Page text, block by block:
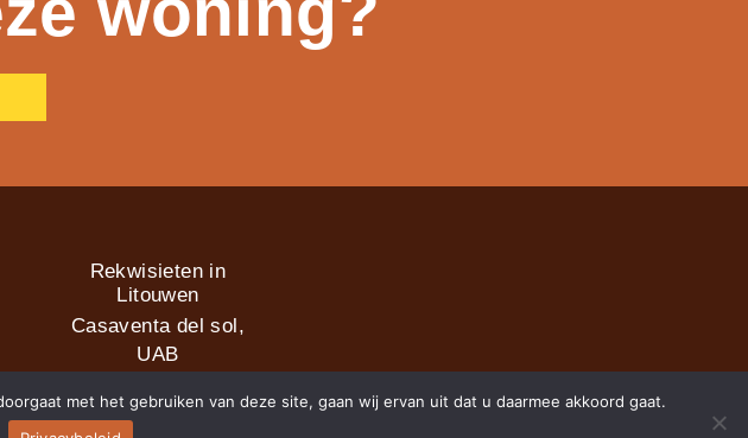
Rekwisieten in
Litouwen
Casaventa del sol,
UAB
sol
met het gebruiken van deze site, gaan wij ervan uit dat u daarmee akkoord gaat.